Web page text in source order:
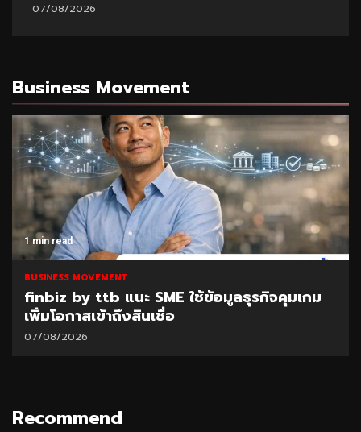
07/08/2026
Business Movement
1 min read
BUSINESS MOVEMENT
finbiz by ttb แนะ SME ใช้ข้อมูลธุรกิจคุมเกม
เพิ่มโอกาสเข้าถึงสินเชื่อ
07/08/2026
Recommend